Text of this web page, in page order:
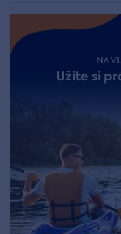
NA
Užite si